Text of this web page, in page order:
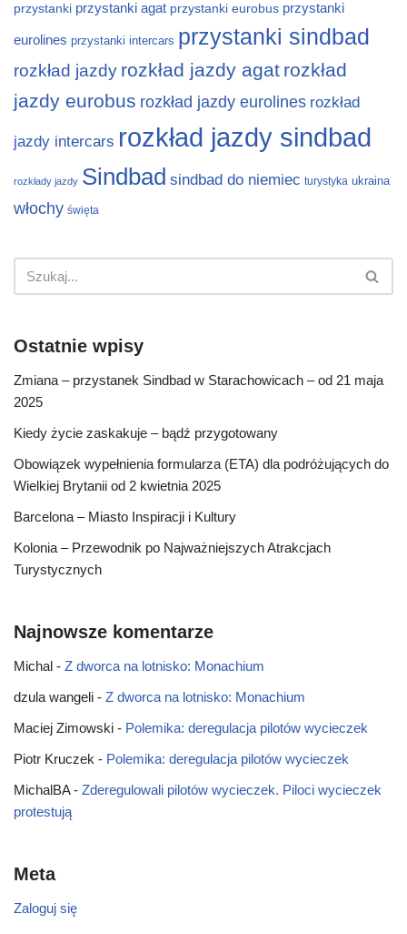
przystanki przystanki agat przystanki eurobus przystanki
eurolines przystanki intercars przystanki sindbad
rozkład jazdy rozkład jazdy agat rozkład
jazdy eurobus rozkład jazdy eurolines rozkład
jazdy intercars rozkład jazdy sindbad
rozkłady jazdy Sindbad sindbad do niemiec turystyka ukraina
włochy święta
Ostatnie wpisy
Zmiana – przystanek Sindbad w Starachowicach – od 21 maja
2025
Kiedy życie zaskakuje – bądź przygotowany
Obowiązek wypełnienia formularza (ETA) dla podróżujących do
Wielkiej Brytanii od 2 kwietnia 2025
Barcelona – Miasto Inspiracji i Kultury
Kolonia – Przewodnik po Najważniejszych Atrakcjach
Turystycznych
Najnowsze komentarze
Michal - Z dworca na lotnisko: Monachium
dzula wangeli - Z dworca na lotnisko: Monachium
Maciej Zimowski - Polemika: deregulacja pilotów wycieczek
Piotr Kruczek - Polemika: deregulacja pilotów wycieczek
MichalBA- Zderegulowali pilotów wycieczek. Piloci wycieczek
protestują
Meta
Zaloguj się